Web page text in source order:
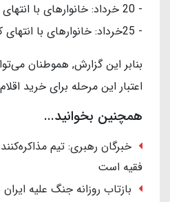
- 20 خرداد: خانوارهای با انتهای کد ملی 3 تا 6.
- 25خرداد: خانوارهای با انتهای کد ملی 7 تا 9.
بنابر این گزارش, هموطنان
اعتبار این مرحله برای خرید
همچنین بخوانید...
خبرگان رهبری: تیم
فقیه است
بازتاب روزانه جنگ علیه